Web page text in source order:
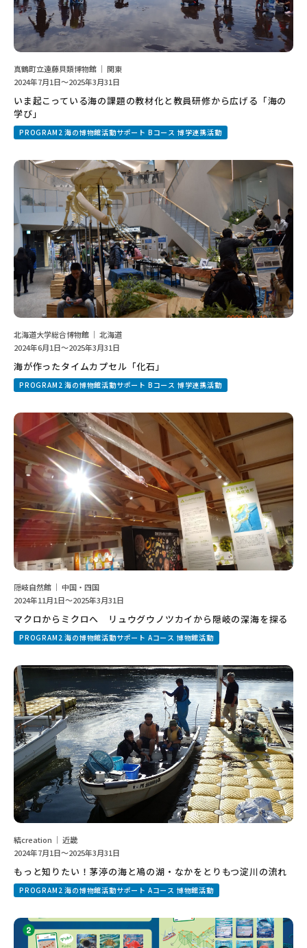
真鶴町立遠藤貝類博物館 ｜ 関東
2024年7月1日～2025年3月31日
いま起こっている海の課題の教材化と教員研修から広げる「海の
学び」
PROGRAM2 海の博物館活動サポート Bコース 博学連携活動
北海道大学総合博物館 ｜ 北海道
2024年6月1日～2025年3月31日
海が作ったタイムカプセル「化石」
PROGRAM2 海の博物館活動サポート Bコース 博学連携活動
隠岐自然館 ｜ 中国・四国
2024年11月1日～2025年3月31日
マクロからミクロへ リュウグウノツカイから隠岐の深海を探る
PROGRAM2 海の博物館活動サポート Aコース 博物館活動
結creation ｜ 近畿
2024年7月1日～2025年3月31日
もっと知りたい！茅渟の海と鳰の湖・なかをとりもつ淀川の流れ
PROGRAM2 海の博物館活動サポート Aコース 博物館活動